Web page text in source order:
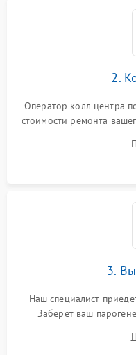
2.
Оператор колл центра
стоимости ремонта
3.
Наш специалист
Заберет ваш